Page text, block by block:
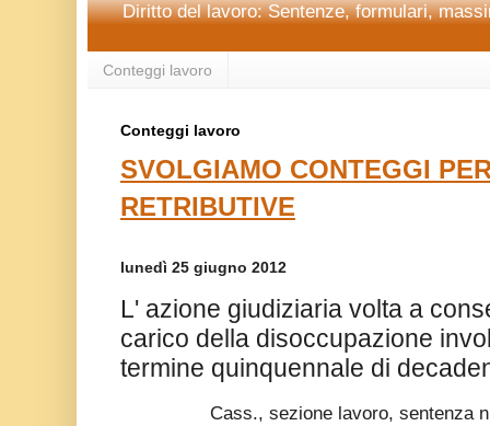
Diritto del lavoro: Sentenze, formulari,
Conteggi lavoro
Conteggi lavoro
SVOLGIAMO CONTEGGI
RETRIBUTIVE
lunedì 25 giugno 2012
L' azione giudiziaria volta a
carico della disoccupazione
termine quinquennale di
Cass., sezione lavoro, sentenza